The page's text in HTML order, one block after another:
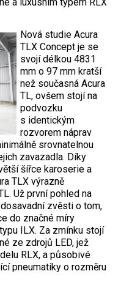
a luxusním typem RLX
Nová studie Acura
TLX Concept je se
svojí délkou 4831
mm o 97 mm kratší
než současná Acura
TL, ovšem stojí na
podvozku
s identickým
rozvorem náprav
srovnatelnou
zavazadla. Díky
šířce karoserie a
TLX výrazně
Už první pohled na
zvěsti o tom,
do značné míry
ILX. Za zmínku stojí
ze zdrojů LED, jež
RLX, a působivé
pneumatiky o rozměru